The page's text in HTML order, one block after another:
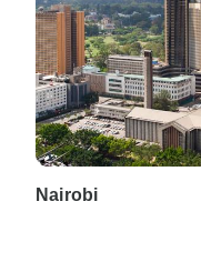
Nairobi